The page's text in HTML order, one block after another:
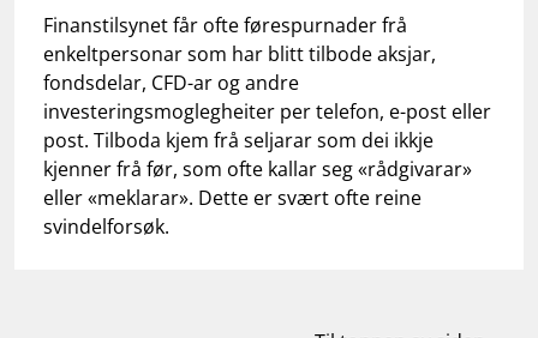
Finanstilsynet får ofte førespurnader frå
enkeltpersonar som har blitt tilbode aksjar,
fondsdelar, CFD-ar og andre
investeringsmoglegheiter per telefon, e-post eller
post. Tilboda kjem frå seljarar som dei ikkje
kjenner frå før, som ofte kallar seg «rådgivarar»
eller «meklarar». Dette er svært ofte reine
svindelforsøk.